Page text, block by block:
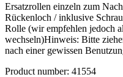
Ersatzrollen einzeln zum
Rückenloch / inklusive
Rolle (wir empfehlen jedoch
wechseln)Hinweis: Bitte
nach einer gewissen
Product number: 41554